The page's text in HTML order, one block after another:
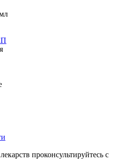
проконсультируйтесь с